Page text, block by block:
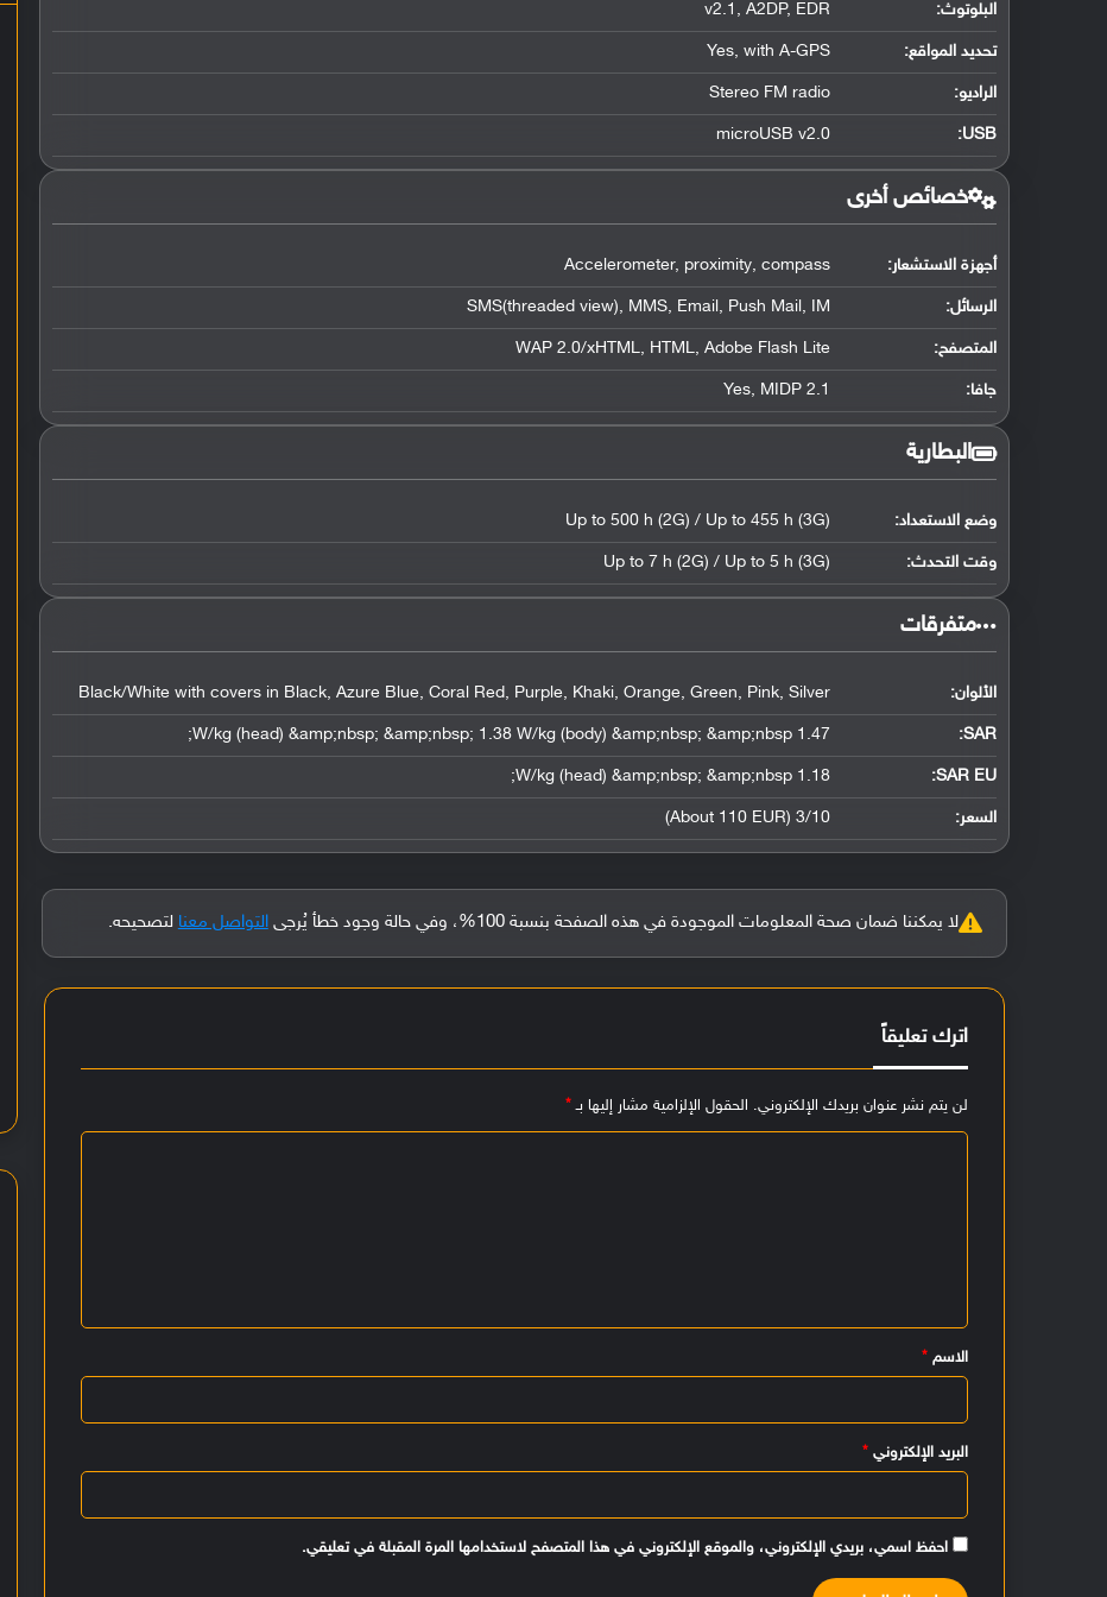
البلوتوث:
v2.1, A2DP, EDR
تحديد المواقع:
Yes, with A-GPS
الراديو: Stereo FM radio
USB
:
microUSB v2.0
خصائص أخرى
أجهزة الاستشعار: Accelerometer, proximity, compass
الرسائل: SMS(threaded view), MMS, Email, Push Mail, IM
المتصفح: WAP 2.0/xHTML, HTML, Adobe Flash Lite
جافا: Yes, MIDP 2.1
البطارية
وضع الاستعداد: Up to 500 h (2G) / Up to 455 h (3G)
وقت التحدث: Up to 7 h (2G) / Up to 5 h (3G)
‏متفرقات‏
الألوان: Black/White with covers in Black, Azure Blue, Coral Red, Purple, Khaki, Orange, Green, Pink, Silver
SAR
:
1.47 W/kg (head) &amp;nbsp; &amp;nbsp; 1.38 W/kg (body) &amp;nbsp; &amp;nbsp;
SAR EU:
1.18 W/kg (head) &amp;nbsp; &amp;nbsp;
السعر: 3/10 (About 110 EUR)
لا يمكننا ضمان صحة المعلومات الموجودة في هذه الصفحة بنسبة 100%، وفي حالة وجود خطأ يُرجى التواصل معنا لتصحيحه.
اترك تعليقاً
لن يتم نشر عنوان بريدك الإلكتروني. الحقول الإلزامية مشار إليها بـ*
الاسم*
البريد الإلكتروني*
احفظ اسمي، بريدي الإلكتروني، والموقع الإلكتروني في هذا المتصفح لاستخدامها المرة المقبلة في تعليقي.